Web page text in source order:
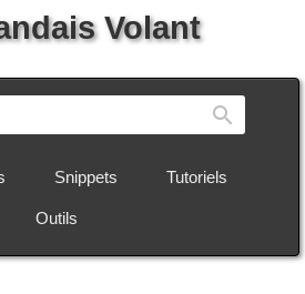
Volant
Snippets Tutoriels
Outils